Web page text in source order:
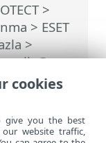
>
> ESET
>
Grup
-
sürümü
cookies
give you the best
our website traffic,